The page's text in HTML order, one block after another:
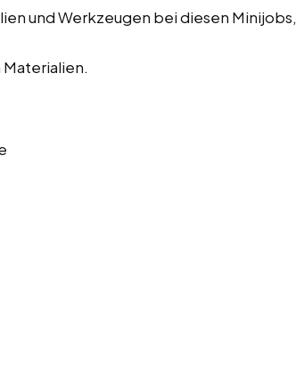
und Werkzeugen bei diesen Minijobs,